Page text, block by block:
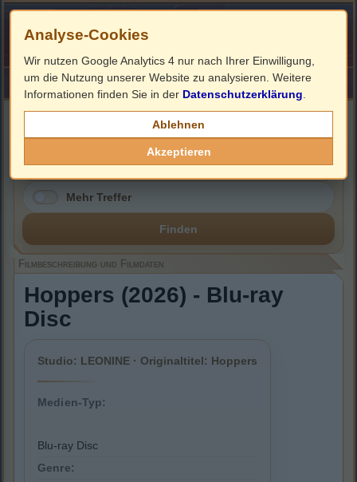
HOME ImpressumLinks
Filmbeschreibung, Cover & Blu-ray Infos
Mehr Treffer
Finden
Filmbeschreibung und Filmdaten
Hoppers (2026) - Blu-ray
Disc
Studio: LEONINE · Originaltitel: Hoppers
Medien-Typ:
Blu-ray Disc
Genre:
Analyse-Cookies
Wir nutzen Google Analytics 4 nur nach Ihrer Einwilligung,
um die Nutzung unserer Website zu analysieren. Weitere
Informationen finden Sie in der Datenschutzerklärung
Ablehnen
Akzeptieren